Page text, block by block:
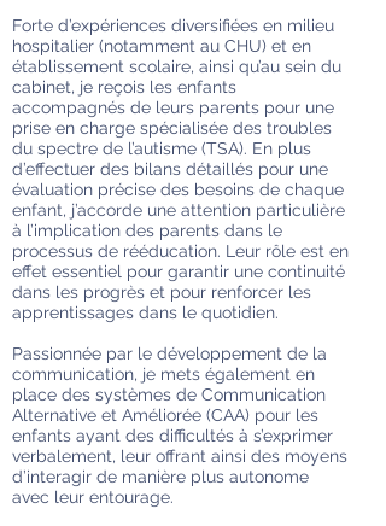
Forte d’expériences diversifiées en milieu
hospitalier (notamment au CHU) et en
établissement scolaire, ainsi qu’au sein du
cabinet, je reçois les enfants
accompagnés de leurs parents pour une
prise en charge spécialisée des troubles
du spectre de l’autisme (TSA). En plus
d’effectuer des bilans détaillés pour une
évaluation précise des besoins de chaque
enfant, j’accorde une attention particulière
à l’implication des parents dans le
processus de rééducation. Leur rôle est en
effet essentiel pour garantir une continuité
dans les progrès et pour renforcer les
apprentissages dans le quotidien.
Passionnée par le développement de la
communication, je mets également en
place des systèmes de Communication
Alternative et Améliorée (CAA) pour les
enfants ayant des difficultés à s’exprimer
verbalement, leur offrant ainsi des moyens
d’interagir de manière plus autonome
avec leur entourage.